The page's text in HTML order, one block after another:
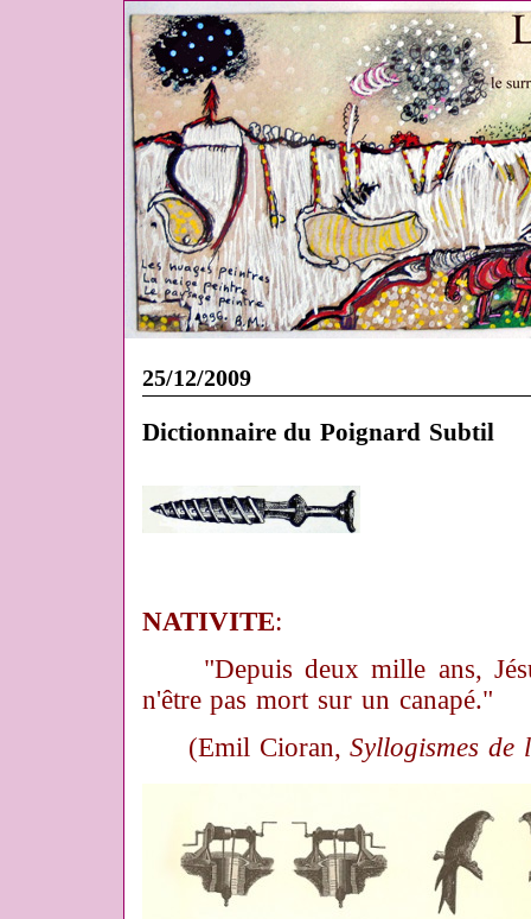
25/12/2009
Dictionnaire du Poignard Subtil
NATIVITE:
"Depuis deux mille ans,
n'être pas mort sur un canapé."
(Emil Cioran,Syllogismes de